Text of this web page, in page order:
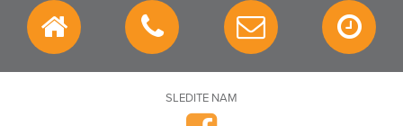
SLEDITE NAM